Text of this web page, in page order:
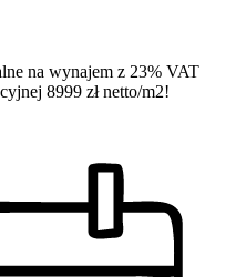
na wynajem z 23% VAT
8999 zł netto/m2!